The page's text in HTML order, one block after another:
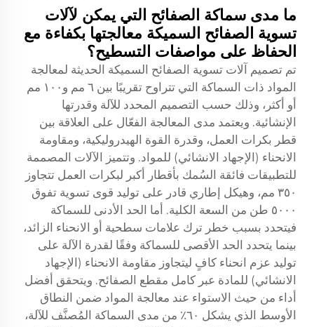
ما مدى سماكة الصفائح التي يمكن لآلات
تسوية الصفائح السميكة معالجتها بكفاءة مع
الحفاظ على مواصفات التسطيح؟
تم تصميم آلات تسوية الصفائح السميكة الحديثة لمعالجة
المواد ذات السماكة التي تتراوح تقريبًا بين ٦ مم و١٠٠ مم
أو أكثر، وذلك حسب التصميم المحدد للآلة وقدرتها
الإنشائية. ويعتمد مدى المعالجة الفعّال على العلاقة بين
قطر بكرات العمل، وقدرة القوة الهيدروليكية، ومقاومة
الانحناء (الإجهاد الانشائي) للمواد. وتتميز الآلات المصممة
للتطبيقات فائقة السُمك بأقطار أكبر لبكرات العمل تتجاوز
٣٥٠ مم، وهيكل إطاري قادر على توليد قوى تسوية تفوق
٥٠٠٠ طن من السعة الكلية. أما الحد الأدنى للسماكة
فيتحدد بسبب خطر ترك علامات سطحية أو الانحناء الزائد،
بينما يتحدد الحد الأقصى للسماكة وفقًا لقدرة الآلة على
توليد عزم انحناء كافٍ ليتجاوز مقاومة الانحناء (الإجهاد
الانشائي) للمادة عبر كامل مقطع الصفائح. ويتحقق أفضل
أداء من حيث الاستواء عند معالجة المواد ضمن النطاق
الأوسط الذي يشكل ٦٠٪ من مدى السماكة المُصنَّف للآلة،